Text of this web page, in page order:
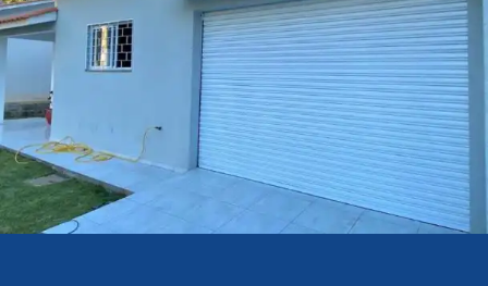
Acessórios Para Portas de
Enrolar
Pintura eletrostática
Portfólio
Contato
Acessórios